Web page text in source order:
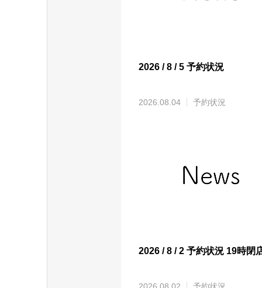
2026 / 8 / 5 予約状況
2026.08.04 予約状況
2026 / 8 / 2 予約状況 19時閉
2026.08.02 予約状況